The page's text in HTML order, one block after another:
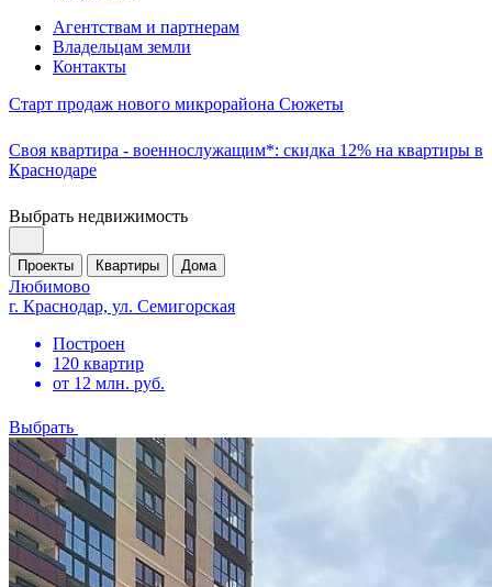
Агентствам и партнерам
Владельцам земли
Контакты
Старт продаж нового микрорайона Сюжеты
Своя квартира - военнослужащим*: скидка 12% на квартиры в
Краснодаре
Выбрать недвижимость
Проекты Квартиры Дома
Любимово
г. Краснодар, ул. Семигорская
Построен
120 квартир
от 12 млн. руб.
Выбрать